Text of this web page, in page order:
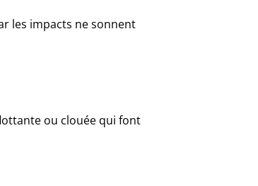
les impacts ne sonnent
ou clouée qui font